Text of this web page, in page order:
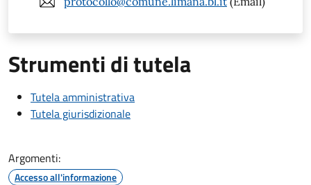
Strumenti di tutela
Tutela amministrativa
Tutela giurisdizionale
Argomenti:
Accesso all'informazione